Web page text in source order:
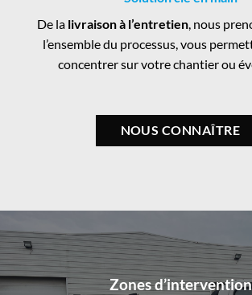
De la livraison à l’entretien, nous
l’ensemble du processus, vous
concentrer sur votre chantier ou
NOUS CONNAÎTRE
Zones d’intervention